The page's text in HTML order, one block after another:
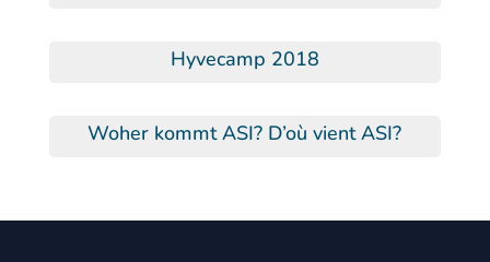
Hyvecamp 2018
Woher kommt ASI? D’où vient ASI?